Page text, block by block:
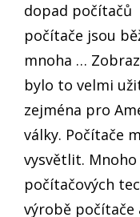
dopad počítačů
počítače jsou
mnoha …
bylo to velmi
zejména pro
války. Počítače
vysvětlit. Mnoho
počítačových
výrobě